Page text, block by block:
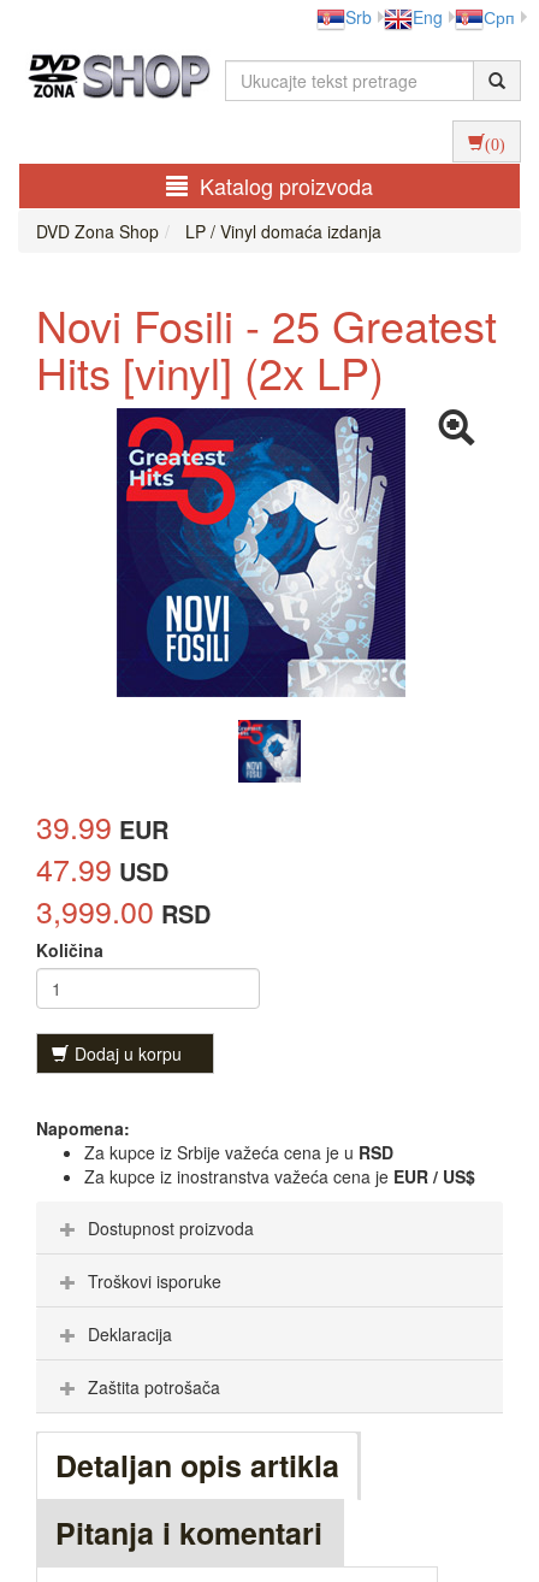
Srb Eng Срп
(0)
Katalog proizvoda
DVD Zona Shop LP / Vinyl domaća izdanja
Novi Fosili - 25 Greatest
Hits [vinyl] (2x LP)
39.99 EUR
47.99 USD
3,999.00 RSD
Količina
Dodaj u korpu
Napomena:
Za kupce iz Srbije važeća cena je u RSD
Za kupce iz inostranstva važeća cena je EUR / US$
Dostupnost proizvoda
Troškovi isporuke
Deklaracija
Zaštita potrošača
Detaljan opis artikla
Pitanja i komentari